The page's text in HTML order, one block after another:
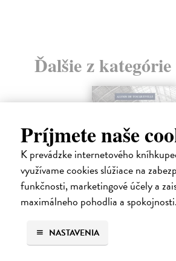
Príjmete naše
K prevádzke internetového
využívame cookies slúžiace na
funkčnosti, marketingové účely a
maximálneho pohodlia a spokojnosti.
NASTAVENIA
Ďalšie z
Memoár o chudobě